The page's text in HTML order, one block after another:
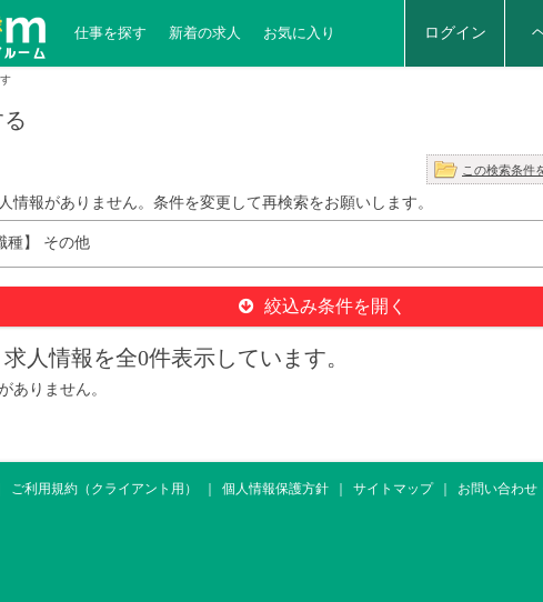
仕事を探す 新着の求人 お気に入り ログイン
この検索条件
情報がありません。条件を変更して再検索をお願いします。
種】 その他
絞込み条件を開く
人情報を全0件表示しています。
ありません。
ご利用規約（クライアント用） 個人情報保護方針 サイトマップ お問い合わせ